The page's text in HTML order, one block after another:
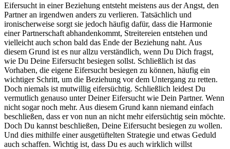
Eifersucht in einer Beziehung entsteht meistens aus der Angst, den
Partner an irgendwen anders zu verlieren. Tatsächlich und
ironischerweise sorgt sie jedoch häufig dafür, dass die Harmonie
einer Partnerschaft abhandenkommt, Streitereien entstehen und
vielleicht auch schon bald das Ende der Beziehung naht. Aus
diesem Grund ist es nur allzu verständlich, wenn Du Dich fragst,
wie Du Deine Eifersucht besiegen sollst. Schließlich ist das
Vorhaben, die eigene Eifersucht besiegen zu können, häufig ein
wichtiger Schritt, um die Beziehung vor dem Untergang zu retten.
Doch niemals ist mutwillig eifersüchtig. Schließlich leidest Du
vermutlich genauso unter Deiner Eifersucht wie Dein Partner. Wenn
nicht sogar noch mehr. Aus diesem Grund kann niemand einfach
beschließen, dass er von nun an nicht mehr eifersüchtig sein möchte.
Doch Du kannst beschließen, Deine Eifersucht besiegen zu wollen.
Und dies mithilfe einer ausgetüftelten Strategie und etwas Geduld
auch schaffen. Wichtig ist, dass Du es auch wirklich willst